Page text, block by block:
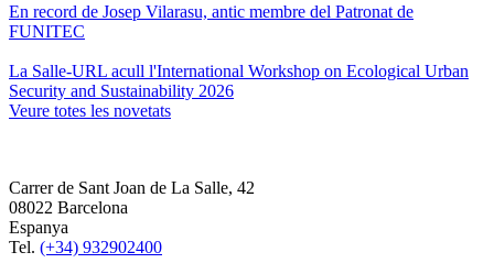
En record de Josep Vilarasu, antic membre del Patronat de
FUNITEC
La Salle-URL acull l'International Workshop on Ecological Urban
Security and Sustainability 2026
Veure totes les novetats
Carrer de Sant Joan de La Salle, 42
08022 Barcelona
Espanya
Tel. (+34) 932902400